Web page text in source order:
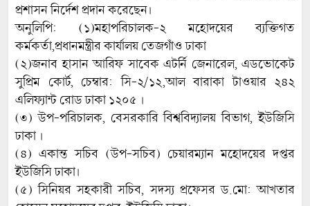
প্রশাসন নির্দেশ প্রদান করেছেন।
অনুলিপি: (১)মহাপরিচালক-২ মহোদয়ের ব্যক্তিগত
কর্মকর্তা,প্রধানমন্ত্রীর কার্যালয় তেজগাঁও ঢাকা
(২)জনাব হাসান আরিফ সাবেক এটর্নি জেনারেল, এডভোকেট
সুপ্রিম কোর্ট, চেম্বার: সি-২/১২,আল বারাকা টাওয়ার ২৪২
এলিফ্যান্ট রোড ঢাকা ১২০৫ ।
(৩) উপ-পরিচালক, বেসরকারি বিশ্ববিদ্যালয় বিভাগ, ইউজিসি
ঢাকা ।
(৪) একান্ত সচিব (উপ-সচিব) চেয়ারম্যান মহোদয়ের দপ্তর
ইউজিসি ঢাকা।
(৫) সিনিয়র সহকারী সচিব, সদস্য প্রফেসর ড.মো: আখতার